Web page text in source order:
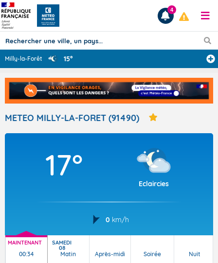
Prévisions
TOUS LES RÉSULTATS
Articles
4
Milly-la-Forêt 15°
METEO MILLY-LA-FORET (91490)
17°
Eclaircies
0 km/h
MAINTENANT
00:34
SAMEDI
08
Matin Après-midi Soirée Nuit